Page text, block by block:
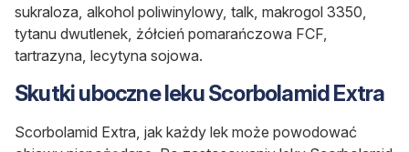
sukraloza, alkohol poliwinylowy, talk, makrogol 3350,
tytanu dwutlenek, żółcień pomarańczowa FCF,
tartrazyna, lecytyna sojowa.
Skutki uboczne leku Scorbolamid Extra
Scorbolamid Extra, jak każdy lek może powodować